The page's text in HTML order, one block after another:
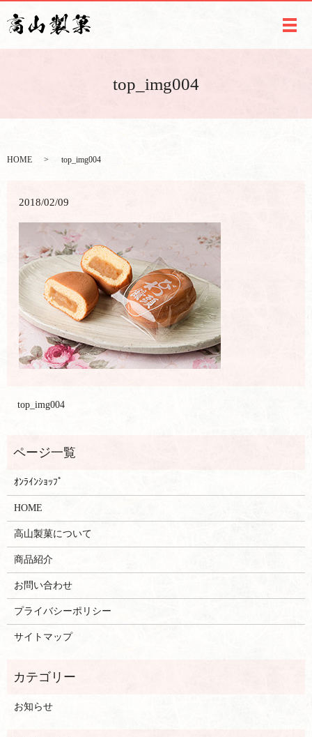
メ
top_img004
HOME top_img004
2018/02/09
top_img004
ｵﾝﾗｲﾝｼｮｯﾌﾟ
HOME
高山製菓について
商品紹介
お問い合わせ
プライバシーポリシー
サイトマップ
お知らせ